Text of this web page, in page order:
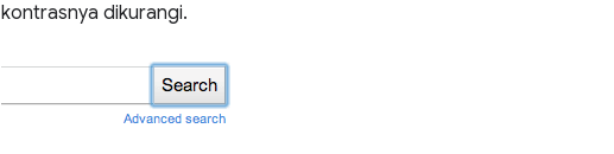
kontrasnya dikurangi.